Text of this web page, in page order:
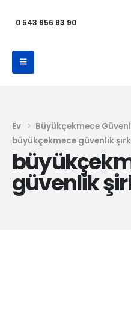
0 543 956 83 90
Ev
Büyükçekmece
büyükçekmece güvenlik
güvenlik